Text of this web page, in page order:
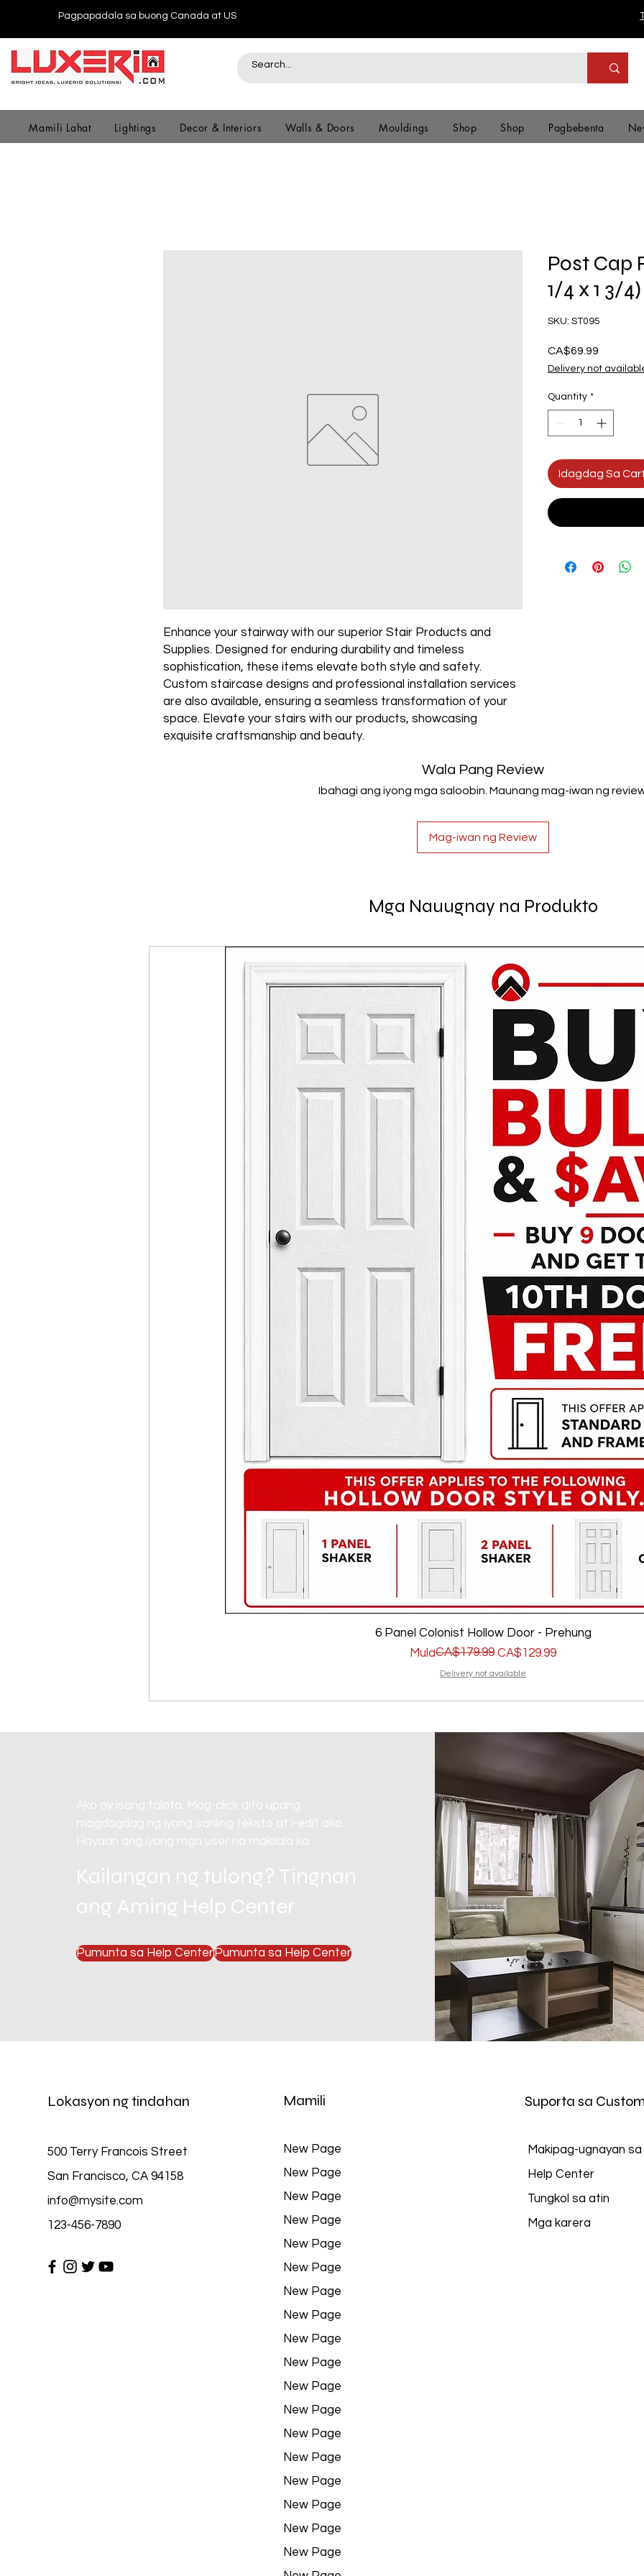
Pagpapadala sa buong Canada at US
Mamili Lahat Lightings Decor & Interiors Walls & Doors Mouldings Shop Shop Pagbebenta
Enhance your stairway with our superior Stair Products and
Supplies. Designed for enduring durability and timeless
sophistication, these items elevate both style and safety.
Custom staircase designs and professional installation services
are also available, ensuring a seamless transformation of your
space. Elevate your stairs with our products, showcasing
exquisite craftsmanship and beauty.
Post Cap
1/4 x 1 3/
SKU: ST095
CA$69.99
Delivery not
Quantity *
Idagdag Sa
Wala Pang Review
Ibahagi ang iyong mga saloobin. Maunang mag-iwan ng
Mag-iwan ng Review
Mga Nauugnay na Produkto
6 Panel Colonist Hollow Door - Prehung
Mula
Regular na Presyo
CA$179.99 CA$129.99
Sale Price
Delivery not available
Ako ay isang talata. Mag-click dito upang
magdagdag ng iyong sariling teksto at i-edit ako.
Hayaan ang iyong mga user na makilala ka.
Kailangan ng tulong? Tingnan
ang Aming Help Center
Pumunta sa Help CenterPumunta sa Help Center
Lokasyon ng tindahan
500 Terry Francois Street
San Francisco, CA 94158
info@mysite.com
123-456-7890
Mamili
New Page
New Page
New Page
New Page
New Page
New Page
New Page
New Page
New Page
New Page
New Page
New Page
New Page
New Page
New Page
New Page
New Page
New Page
Suporta sa
Makipag-ugnayan
Help Center
Tungkol sa atin
Mga karera